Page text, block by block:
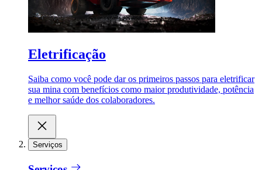
Eletrificação
Saiba como você pode dar os primeiros passos para eletrificar
sua mina com benefícios como maior produtividade, potência
e melhor saúde dos colaboradores.
Serviços